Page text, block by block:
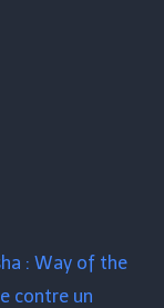
: Way of the
contre un